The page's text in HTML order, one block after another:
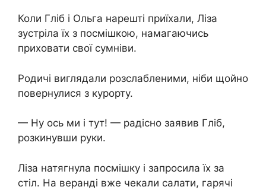
Коли Гліб і Ольга нарешті приїхали, Ліза
зустріла їх з посмішкою, намагаючись
приховати свої сумніви.
Родичі виглядали розслабленими, ніби щойно
повернулися з курорту.
— Ну ось ми і тут! — радісно заявив Гліб,
розкинувши руки.
Ліза натягнула посмішку і запросила їх за
стіл. На веранді вже чекали салати, гарячі